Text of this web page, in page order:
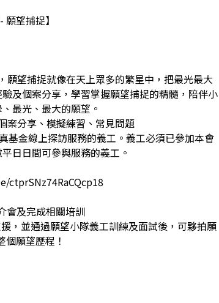
望捕捉】
願望捕捉就像在天上眾多的繁星中，把最光最大
及個案分享，學習掌握願望捕捉的精髓，陪伴小
最光、最大的願望。
案分享、模擬練習、常見問題
基金線上探訪服務的義工。義工必須已參加本會
日日間可參與服務的義工。
ctprSNz74RaCQcp18
會及完成相關培訓
，並通過願望小隊義工訓練及面試後，可夥拍願
願望歷程！